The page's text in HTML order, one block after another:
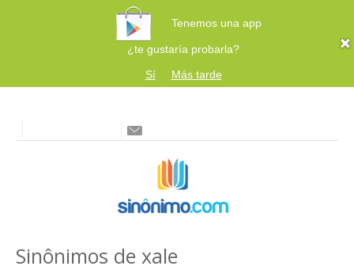
Tenemos una app
¿te gustaría probarla?
Sí
Más tarde
Sinônimos de xale